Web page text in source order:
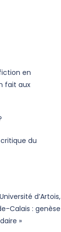
en
fait aux
du
d’Artois,
Calais : genèse
»